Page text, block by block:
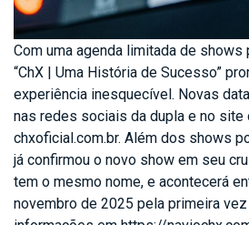
Com uma agenda limitada de shows
“ChX | Uma História de Sucesso”
experiência inesquecível. Novas
nas redes sociais da dupla e no site
chxoficial.com.br. Além dos shows
já confirmou o novo show em seu
tem o mesmo nome, e acontecerá
novembro de 2025 pela primeira